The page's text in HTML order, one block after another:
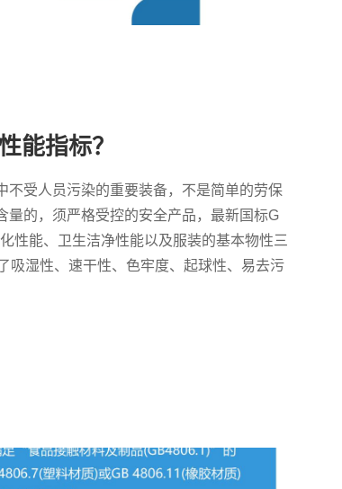
能指标？
不受人员污染的重要装备，不是简单的劳保
量的，须严格受控的安全产品，最新国标G
性能、卫生洁净性能以及服装的基本物性三
吸湿性、速干性、色牢度、起球性、易去污